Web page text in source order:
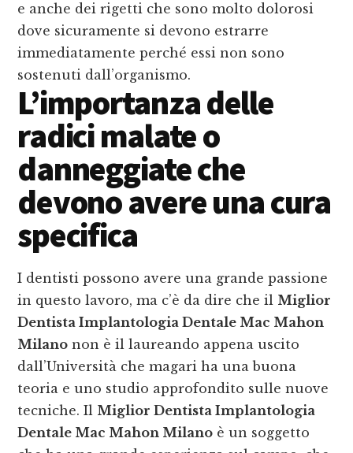
e anche dei rigetti che sono molto dolorosi
dove sicuramente si devono estrarre
immediatamente perché essi non sono
sostenuti dall’organismo.
L’importanza delle
radici malate o
danneggiate che
devono avere una cura
specifica
I dentisti possono avere una grande passione
in questo lavoro, ma c’è da dire che il Miglior
Dentista Implantologia Dentale Mac Mahon
Milano non è il laureando appena uscito
dall’Università che magari ha una buona
teoria e uno studio approfondito sulle nuove
tecniche. Il Miglior Dentista Implantologia
Dentale Mac Mahon Milano è un soggetto